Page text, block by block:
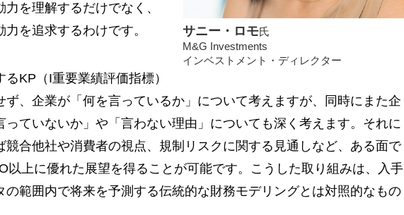
サニー・ロモ氏
M&G Investments
インベストメント・ディレクター
力を理解するだけでなく、
力を追求するわけです。
KP（I重要業績評価指標）
ず、企業が「何を言っているか」について考えますが、同時にまた企
っていないか」や「言わない理由」についても深く考えます。それに
競合他社や消費者の視点、規制リスクに関する見通しなど、ある面で
以上に優れた展望を得ることが可能です。こうした取り組みは、入手
の範囲内で将来を予測する伝統的な財務モデリングとは対照的なもの